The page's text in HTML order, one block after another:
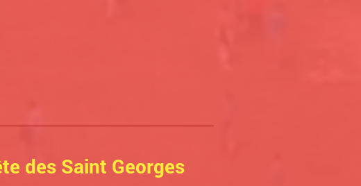
des Saint Georges